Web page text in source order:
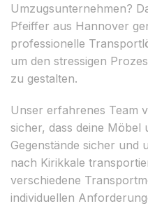
Umzugsunternehmen?
Pfeiffer aus Hannover
professionelle
um den stressigen
zu gestalten.
Unser erfahrenes Team
sicher, dass deine Möbel
Gegenstände sicher und
nach Kirikkale
verschiedene
individuellen